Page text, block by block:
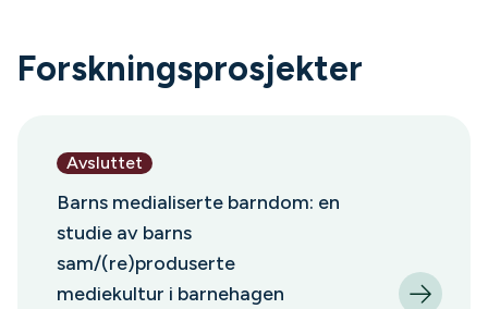
Forskningsprosjekter
Avsluttet
Barns medialiserte barndom: en
studie av barns
sam/(re)produserte
mediekultur i barnehagen